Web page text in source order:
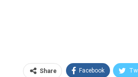
Share Facebook